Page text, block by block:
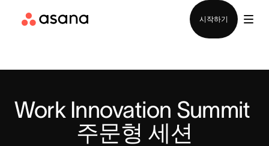
시작하기
Work Innovation Summit
주문형 세션